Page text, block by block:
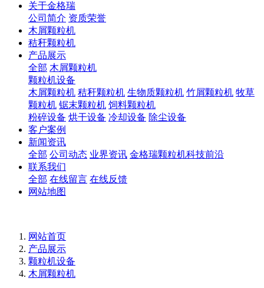
关于金格瑞
公司简介 资质荣誉
木屑颗粒机
秸秆颗粒机
产品展示
全部 木屑颗粒机
颗粒机设备
木屑颗粒机 秸秆颗粒机 生物质颗粒机 竹屑颗粒机 牧草
颗粒机 锯末颗粒机 饲料颗粒机
粉碎设备 烘干设备 冷却设备 除尘设备
客户案例
新闻资讯
全部 公司动态 业界资讯 金格瑞颗粒机科技前沿
联系我们
全部 在线留言 在线反馈
网站地图
网站首页
产品展示
颗粒机设备
木屑颗粒机